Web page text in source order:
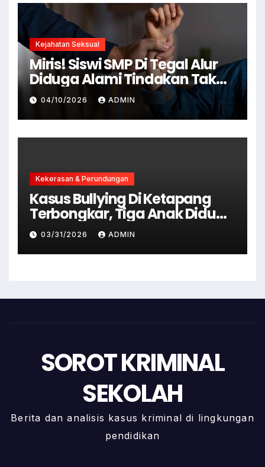
Kejahatan Seksual
Miris! Siswi SMP Di Tegal Alur
Diduga Alami Tindakan Tak
Senonoh Di Sekolah
04/10/2026 ADMIN
Kekerasan & Perundungan
Kasus Bullying Di Ketapang
Terbongkar, Tiga Anak Diduga
Terlibat Kini Jadi Tersangka
03/31/2026 ADMIN
SOROT KRIMINAL
SEKOLAH
Berita dan analisis kasus kriminal di lingkungan
pendidikan